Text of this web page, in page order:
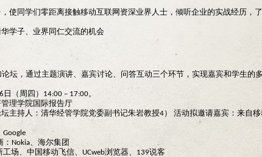
使同学们零距离接触移动互联网资深业界人士，倾听企业的实战经历，
学子、业界同仁交流的机会
坛，通过主题演讲、嘉宾讨论、问答互动三个环节，实现嘉宾和学生的多
（周四）14:00 – 17:00。
理学院国际报告厅
主持人：清华经管学院党委副书记朱岩教授4） 活动拟邀请嘉宾：来自
：Nokia、海尔集团
场、中国移动飞信、UCweb浏览器、139说客